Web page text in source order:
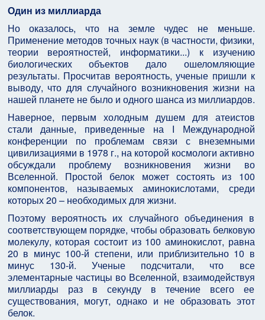
Один из миллиарда
Но оказалось, что на земле чудес не меньше.
Применение методов точных наук (в частности, физики,
теории вероятностей, информатики...) к изучению
биологических объектов дало ошеломляющие
результаты. Просчитав вероятность, ученые пришли к
выводу, что для случайного возникновения жизни на
нашей планете не было и одного шанса из миллиардов.
Наверное, первым холодным душем для атеистов
стали данные, приведенные на І Международной
конференции по проблемам связи с внеземными
цивилизациями в 1978 г., на которой космологи активно
обсуждали проблему возникновения жизни во
Вселенной. Простой белок может состоять из 100
компонентов, называемых аминокислотами, среди
которых 20 – необходимых для жизни.
Поэтому вероятность их случайного объединения в
соответствующем порядке, чтобы образовать белковую
молекулу, которая состоит из 100 аминокислот, равна
20 в минус 100-й степени, или приблизительно 10 в
минус 130-й. Ученые подсчитали, что все
элементарные частицы во Вселенной, взаимодействуя
миллиарды раз в секунду в течение всего ее
существования, могут, однако и не образовать этот
белок.